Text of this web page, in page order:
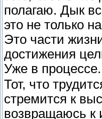
полагаю. Дык
это не только
Это части
достижения
Уже в процессе.
Тот, что
стремится к
возвращаюсь к